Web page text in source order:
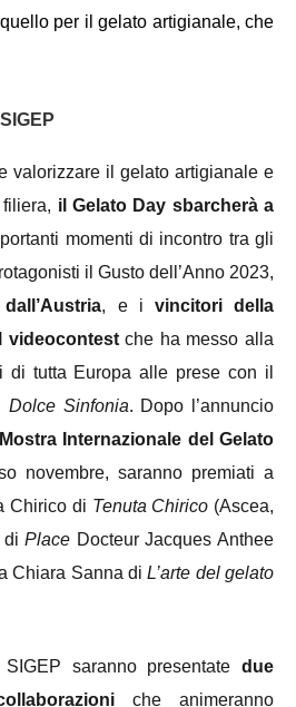
per il gelato artigianale, che
valorizzare il gelato artigianale e
il Gelato Day sbarcherà a
momenti di incontro tra gli
il Gusto dell’Anno 2023,
, e i vincitori della
videocontestche ha messo alla
di tutta Europa alle prese con il
Dolce Sinfonia. Dopo l’annuncio
Internazionale del Gelato
novembre, saranno premiati a
Chirico di Tenuta Chirico (Ascea,
diPlace Docteur Jacques Anthee
Chiara Sanna diL’arte del gelato
saranno presentate due
che animeranno